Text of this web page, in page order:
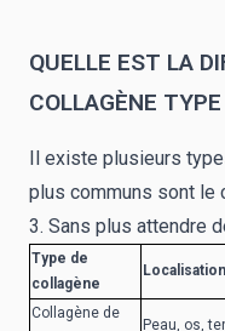
QUELLE EST LA
COLLAGÈNE
Il existe plusieurs
plus communs sont le
3. Sans plus attendre
Type de
collagène
Localisation
Collagène de
Peau, os,